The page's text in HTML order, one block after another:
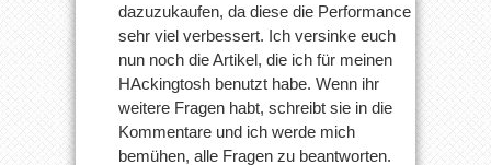
dazuzukaufen, da diese die Performance
sehr viel verbessert. Ich versinke euch
nun noch die Artikel, die ich für meinen
HAckingtosh benutzt habe. Wenn ihr
weitere Fragen habt, schreibt sie in die
Kommentare und ich werde mich
bemühen, alle Fragen zu beantworten.